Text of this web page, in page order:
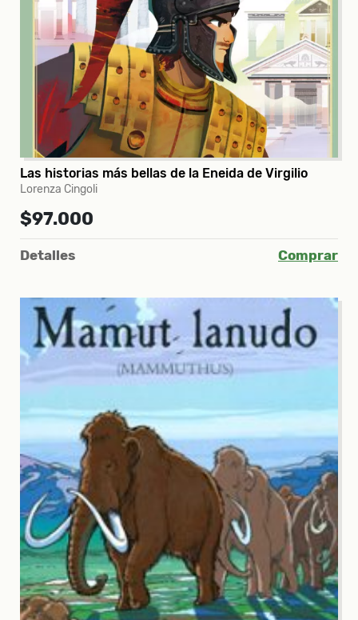
Las historias más bellas de la Eneida de Virgilio
Lorenza Cingoli
$97.000
Detalles Comprar